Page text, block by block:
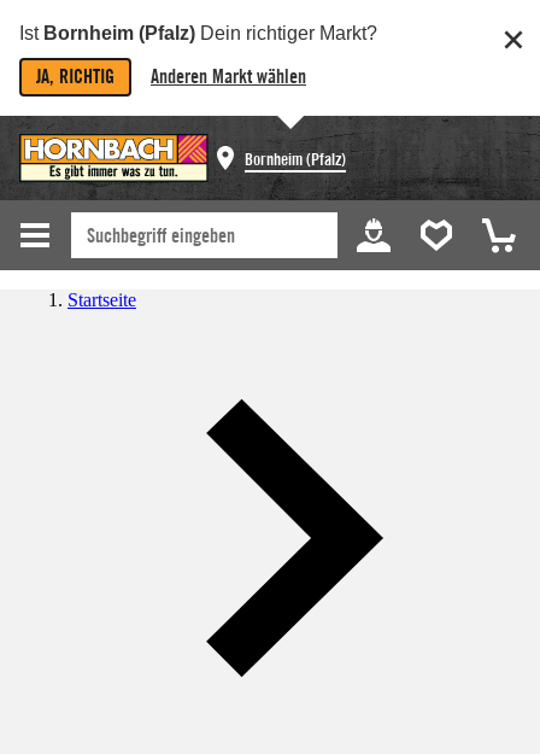
Ist Bornheim (Pfalz) Dein richtiger Markt?
JA, RICHTIG Anderen Markt wählen
Bornheim (Pfalz)
Startseite